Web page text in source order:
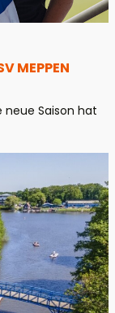
MEPPEN
Saison hat